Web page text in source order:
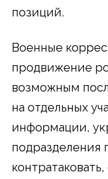
позиций.
Военные
продвижение
возможным
на отдельных
информации,
подразделения